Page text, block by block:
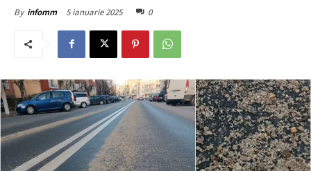
By infomm 5 ianuarie 2025 0